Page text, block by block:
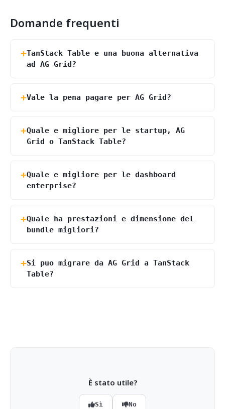
Domande frequenti
TanStack Table e una buona alternativa
ad AG Grid?
Vale la pena pagare per AG Grid?
Quale e migliore per le startup, AG
Grid o TanStack Table?
Quale e migliore per le dashboard
enterprise?
Quale ha prestazioni e dimensione del
bundle migliori?
Si puo migrare da AG Grid a TanStack
Table?
È stato utile?
Sì No